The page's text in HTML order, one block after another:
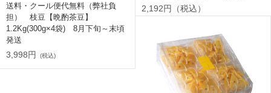
送料・クール便代無料（弊社負
担） 枝豆【晩酌茶豆】
1.2Kg(300g×4袋) 8月下旬～末頃
発送
3,998円 (税込)
2,192円（税込）